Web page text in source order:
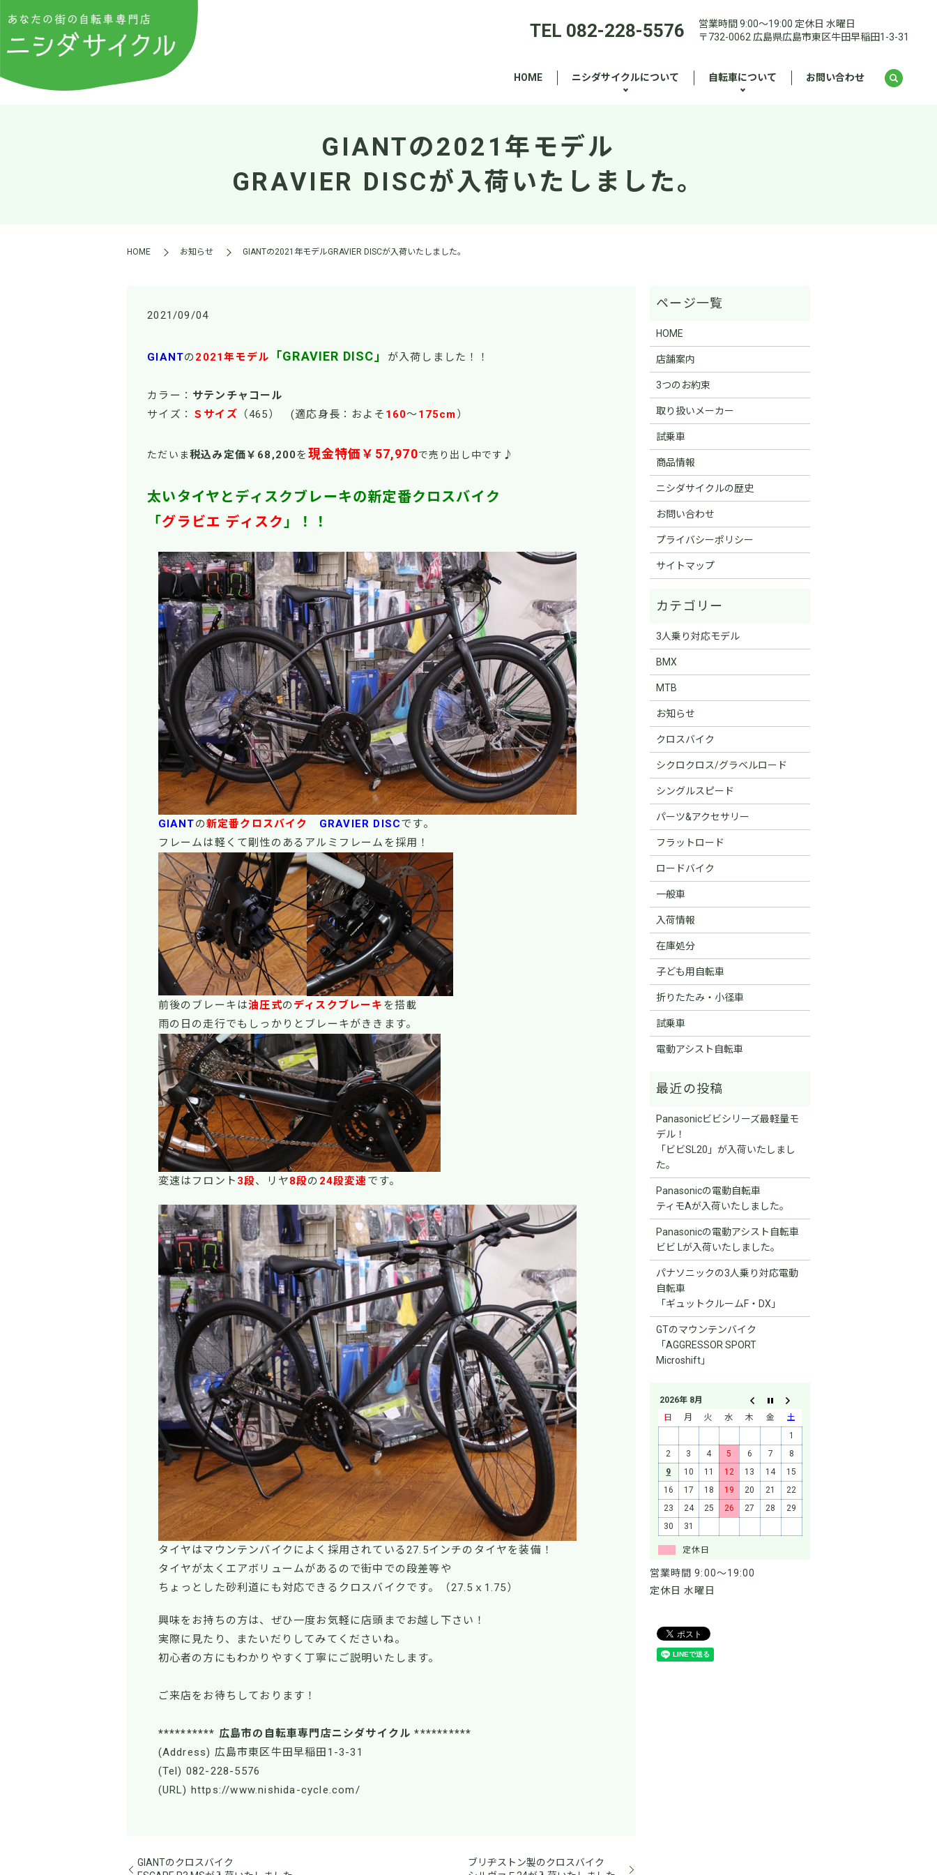
TEL 082-228-5576
営業時間 9:00～19:00 定休日 水曜日
〒732-0062 広島県広島市東区牛田早稲田1-3-31
HOME ニシダサイクルについて 自転車について お問い合わせ
GIANTの2021年モデル
GRAVIER DISCが入荷いたしました。
HOME お知らせ GIANTの2021年モデルGRAVIER DISCが入荷いたしました。
2021/09/04
GIANTの 2021年モデル 「GRAVIER DISC」 が入荷しました！！
カラー： サテンチャコール
サイズ：
Ｓサイズ （465） (適応身長：およそ 160～175cm）
ただいま税込み定価￥68 ,200を 現金特価￥57,970で売り出し中です ♪
太いタイヤとディスクブレーキの新定番クロスバイク
「グラビエ ディスク 」！！
GIANTの新定番クロスバイク GRAVIER DISCです。
フレームは軽くて剛性のあるアルミフレームを採用！
前後のブレーキは油圧式の ディスクブレーキ を搭載
雨の日の走行でもしっかりとブレーキがききます。
変速はフロント 3段、リヤ8段の 24段変速 です。
タイヤはマウンテンバイクによく採用されている27.5インチのタイヤを装備！
タイヤが太くエアボリュームがあるので街中での段差等や
ちょっとした砂利道にも対応できるクロスバイクです。
（27.5ｘ1.75）
興味をお持ちの方は、ぜひ一度お気軽に店頭までお越し下さい！
実際に見たり、またいだりしてみてくださいね。
初心者の方にもわかりやすく丁寧にご説明いたします。
ご来店をお待ちしております！
********** 広島市の自転車専門店ニシダサイクル **********
(Address) 広島市東区牛田早稲田1-3-31
(Tel) 082-228-5576
(URL) https://www.nishida-cycle.com/
GIANTのクロスバイク
ブリヂストン製のクロスバイク
HOME
店舗案内
3つのお約束
取り扱いメーカー
試乗車
商品情報
ニシダサイクルの歴史
お問い合わせ
プライバシーポリシー
サイトマップ
3人乗り対応モデル
BMX
MTB
お知らせ
クロスバイク
シクロクロス/グラベルロード
シングルスピード
パーツ&アクセサリー
フラットロード
ロードバイク
一般車
入荷情報
在庫処分
子ども用自転車
折りたたみ・小径車
試乗車
電動アシスト自転車
Panasonicビビシリーズ最軽量モ
デル！
「ビビSL20」が入荷いたしまし
た。
Panasonicの電動自転車
ティモAが入荷いたしました。
Panasonicの電動アシスト自転車
ビビ Lが入荷いたしました。
パナソニックの3人乗り対応電動
自転車
「ギュットクルームF・DX」
GTのマウンテンバイク
「AGGRESSOR SPORT
Microshift」
2026年 8月
日
月 火 水 木 金
土
1
2
3 4 5 6 7
8
9
10 11 12 13 14
15
16
17 18 19 20 21
22
23
24 25 26 27 28
29
30
31
定休日
営業時間 9:00～19:00
定休日 水曜日